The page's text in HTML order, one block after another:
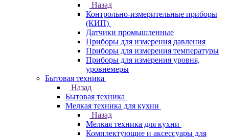
Назад
Контрольно-измерительные приборы
(КИП)
Датчики промышленные
Приборы для измерения давления
Приборы для измерения температуры
Приборы для измерения уровня,
уровнемеры
Бытовая техника
Назад
Бытовая техника
Мелкая техника для кухни
Назад
Мелкая техника для кухни
Комплектующие и аксессуары для